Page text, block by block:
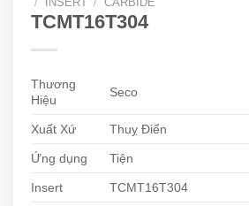
TCMT16T304
Thương
Hiệu
Seco
Xuất Xứ Thuỵ Điển
Ứng dụng Tiện
Insert TCMT16T304